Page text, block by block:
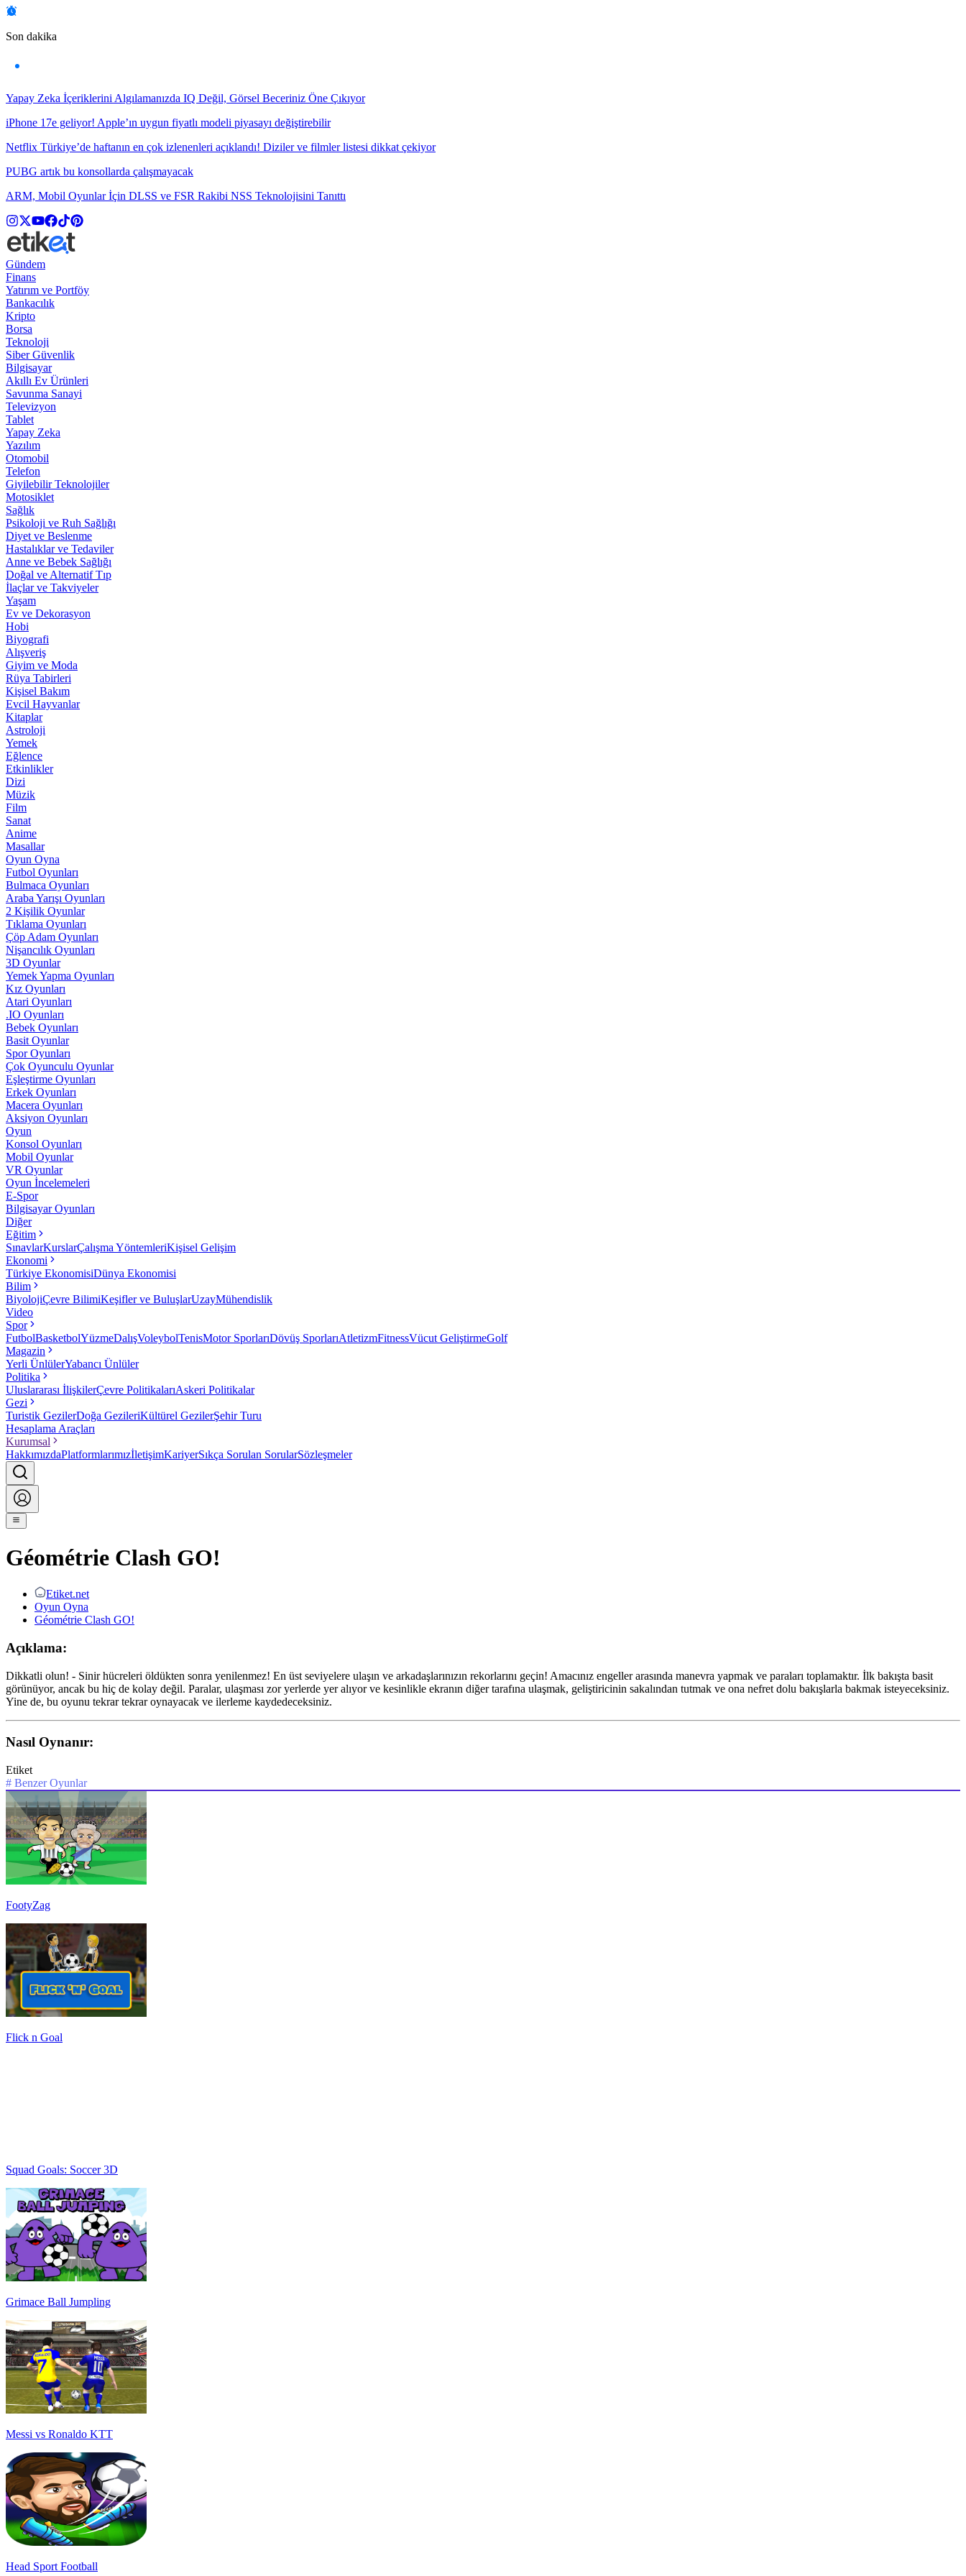
Son dakika
Yapay Zeka İçeriklerini Algılamanızda IQ Değil, Görsel Beceriniz Öne Çıkıyor
iPhone 17e geliyor! Apple’ın uygun fiyatlı modeli piyasayı değiştirebilir
Netflix Türkiye’de haftanın en çok izlenenleri açıklandı! Diziler ve filmler listesi dikkat çekiyor
PUBG artık bu konsollarda çalışmayacak
ARM, Mobil Oyunlar İçin DLSS ve FSR Rakibi NSS Teknolojisini Tanıttı
Gündem
Finans
Yatırım ve Portföy
Bankacılık
Kripto
Borsa
Teknoloji
Siber Güvenlik
Bilgisayar
Akıllı Ev Ürünleri
Savunma Sanayi
Televizyon
Tablet
Yapay Zeka
Yazılım
Otomobil
Telefon
Giyilebilir Teknolojiler
Motosiklet
Sağlık
Psikoloji ve Ruh Sağlığı
Diyet ve Beslenme
Hastalıklar ve Tedaviler
Anne ve Bebek Sağlığı
Doğal ve Alternatif Tıp
İlaçlar ve Takviyeler
Yaşam
Ev ve Dekorasyon
Hobi
Biyografi
Alışveriş
Giyim ve Moda
Rüya Tabirleri
Kişisel Bakım
Evcil Hayvanlar
Kitaplar
Astroloji
Yemek
Eğlence
Etkinlikler
Dizi
Müzik
Film
Sanat
Anime
Masallar
Oyun Oyna
Futbol Oyunları
Bulmaca Oyunları
Araba Yarışı Oyunları
2 Kişilik Oyunlar
Tıklama Oyunları
Çöp Adam Oyunları
Nişancılık Oyunları
3D Oyunlar
Yemek Yapma Oyunları
Kız Oyunları
Atari Oyunları
.IO Oyunları
Bebek Oyunları
Basit Oyunlar
Spor Oyunları
Çok Oyunculu Oyunlar
Eşleştirme Oyunları
Erkek Oyunları
Macera Oyunları
Aksiyon Oyunları
Oyun
Konsol Oyunları
Mobil Oyunlar
VR Oyunlar
Oyun İncelemeleri
E-Spor
Bilgisayar Oyunları
Diğer
Eğitim
SınavlarKurslarÇalışma YöntemleriKişisel Gelişim
Ekonomi
Türkiye EkonomisiDünya Ekonomisi
Bilim
BiyolojiÇevre BilimiKeşifler ve BuluşlarUzayMühendislik
Video
Spor
FutbolBasketbolYüzmeDalışVoleybolTenisMotor SporlarıDövüş SporlarıAtletizmFitnessVücut GeliştirmeGolf
Magazin
Yerli ÜnlülerYabancı Ünlüler
Politika
Uluslararası İlişkilerÇevre PolitikalarıAskeri Politikalar
Gezi
Turistik GezilerDoğa GezileriKültürel GezilerŞehir Turu
Hesaplama Araçları
Kurumsal
HakkımızdaPlatformlarımızİletişimKariyerSıkça Sorulan SorularSözleşmeler
Géométrie Clash GO!
Etiket.net
Oyun Oyna
Géométrie Clash GO!
Açıklama:
Dikkatli olun! - Sinir hücreleri öldükten sonra yenilenmez! En üst seviyelere ulaşın ve arkadaşlarınızın rekorlarını geçin! Amacınız engeller arasında manevra yapmak ve paraları toplamaktır. İlk bakışta basit
görünüyor, ancak bu hiç de kolay değil. Paralar, ulaşması zor yerlerde yer alıyor ve kesinlikle ekranın diğer tarafına ulaşmak, geliştiricinin sakalından tutmak ve ona nefret dolu bakışlarla bakmak isteyeceksiniz.
Yine de, bu oyunu tekrar tekrar oynayacak ve ilerleme kaydedeceksiniz.
Nasıl Oynanır:
Etiket
# Benzer Oyunlar
FootyZag
Flick n Goal
Squad Goals: Soccer 3D
Grimace Ball Jumpling
Messi vs Ronaldo KTT
Head Sport Football